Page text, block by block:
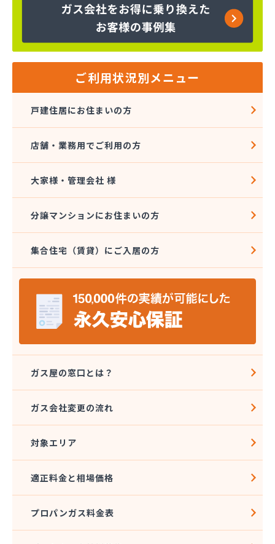
株式会社大進本社
株式会社長栄ガスサービス
株式会社鳥羽
株式会社武重商会 プロパン部
株式会社武重商会 プロパン佐久営業所
株式会社武重商会 松本支店
株式会社北澤商会
株式会社堀内商事
関東ガス株式会社
丸山産業
丸子日通プロパン販売有限会社
宮原酸素株式会社 長野営業所
宮島燃料店
協同組合千曲エルピーガス供給センター
橋本産業株式会社 丸子連絡所
桐原ガス燃料株式会社
鍵田プロパンガス
戸倉オートガス・スタンド
更埴プロパン有限会社
江島屋商店
合資会社山田屋給油所 プロパンガス部
佐久プロパンガス協同組合
佐久集中監視センター株式会社
松新商店
松代液化石油ガス事業協同組合
ご利用状況別メニュー
戸建住居にお住まいの方
店舗・業務用でご利用の方
大家様・管理会社 様
分譲マンションにお住まいの方
集合住宅（賃貸）にご入居の方
ガス屋の窓口とは？
ガス会社変更の流れ
対象エリア
適正料金と相場価格
プロパンガス料金表